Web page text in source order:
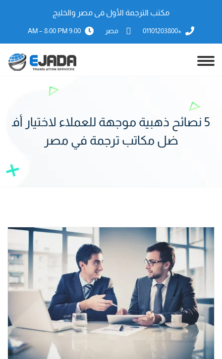
مكتب الترجمة الأول فى مصر والخليج
+01101203800 مصر 9:00 AM – 8:00 PM
5 نصائح ذهبية موجهة للعملاء لاختيار أف
ضل مكاتب ترجمة في مصر